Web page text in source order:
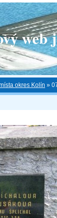
web
okres Kolín »